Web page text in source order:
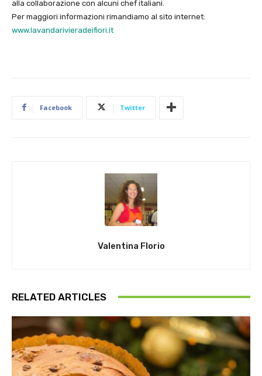
alla collaborazione con alcuni chef italiani.
Per maggiori informazioni rimandiamo al sito internet:
www.lavandarivieradeifiori.it
Facebook Twitter
Valentina Florio
RELATED ARTICLES